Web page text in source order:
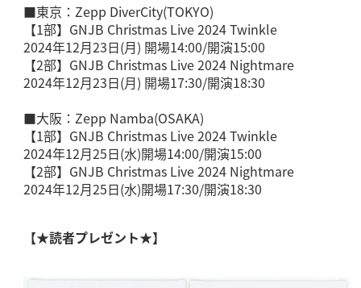
■東京：Zepp DiverCity(TOKYO)
【1部】GNJB Christmas Live 2024 Twinkle
2024年12月23日(月) 開場14:00/開演15:00
【2部】GNJB Christmas Live 2024 Nightmare
2024年12月23日(月) 開場17:30/開演18:30
■大阪：Zepp Namba(OSAKA)
【1部】GNJB Christmas Live 2024 Twinkle
2024年12月25日(水)開場14:00/開演15:00
【2部】GNJB Christmas Live 2024 Nightmare
2024年12月25日(水)開場17:30/開演18:30
【★読者プレゼント★】